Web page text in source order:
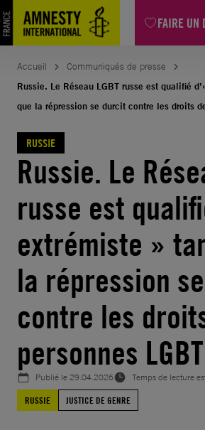
FAIRE UN
Aller
au
contenu
Accueil
Communiqués de presse
Russie. Le Réseau LGBT russe est qualifié
que la répression se durcit contre les droits
RUSSIE
Russie. Le
russe est
extrémiste »
la répression
contre les
personnes
Publié le29.04.2026
Temps de lecture
RUSSIE
JUSTICE DE GENRE